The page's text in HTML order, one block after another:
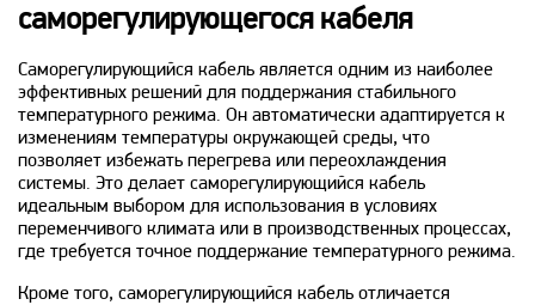
саморегулирующегося кабеля
Саморегулирующийся кабель является одним из наиболее
эффективных решений для поддержания стабильного
температурного режима. Он автоматически адаптируется к
изменениям температуры окружающей среды, что
позволяет избежать перегрева или переохлаждения
системы. Это делает саморегулирующийся кабель
идеальным выбором для использования в условиях
переменчивого климата или в производственных процессах,
где требуется точное поддержание температурного режима.
Кроме того, саморегулирующийся кабель отличается